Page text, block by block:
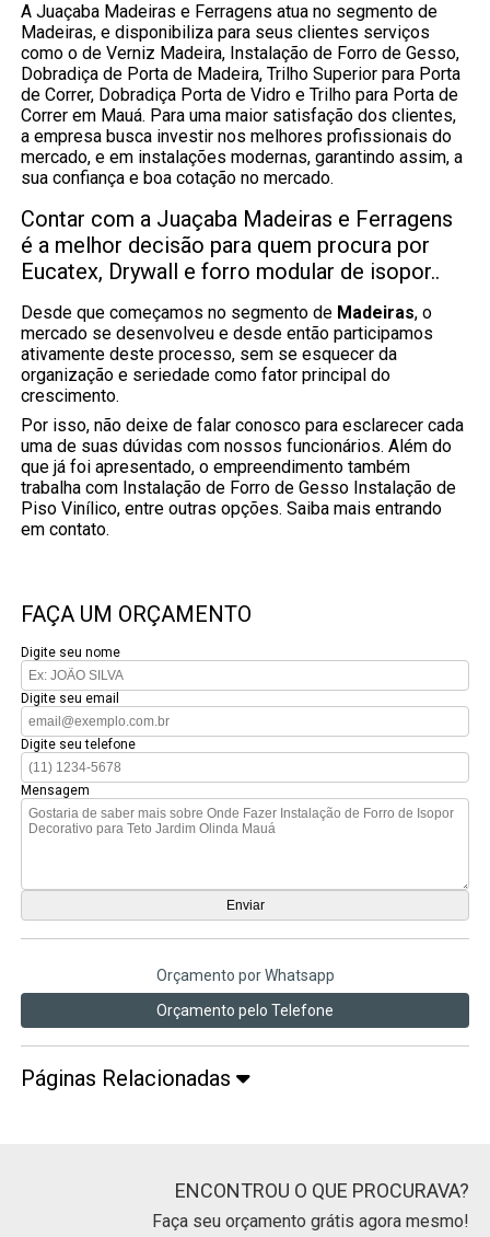
A Juaçaba Madeiras e Ferragens atua no segmento de
Madeiras, e disponibiliza para seus clientes serviços
como o de Verniz Madeira, Instalação de Forro de Gesso,
Dobradiça de Porta de Madeira, Trilho Superior para Porta
de Correr, Dobradiça Porta de Vidro e Trilho para Porta de
Correr em Mauá. Para uma maior satisfação dos clientes,
a empresa busca investir nos melhores profissionais do
mercado, e em instalações modernas, garantindo assim, a
sua confiança e boa cotação no mercado.
Contar com a Juaçaba Madeiras e Ferragens
é a melhor decisão para quem procura por
Eucatex, Drywall e forro modular de isopor..
Desde que começamos no segmento de Madeiras, o
mercado se desenvolveu e desde então participamos
ativamente deste processo, sem se esquecer da
organização e seriedade como fator principal do
crescimento.
Por isso, não deixe de falar conosco para esclarecer cada
uma de suas dúvidas com nossos funcionários. Além do
que já foi apresentado, o empreendimento também
trabalha com Instalação de Forro de Gesso Instalação de
Piso Vinílico, entre outras opções. Saiba mais entrando
em contato.
FAÇA UM ORÇAMENTO
Digite seu nome
Digite seu email
Digite seu telefone
Mensagem
Orçamento por Whatsapp
Orçamento pelo Telefone
Páginas Relacionadas
ENCONTROU O QUE PROCURAVA?
Faça seu orçamento grátis agora mesmo!